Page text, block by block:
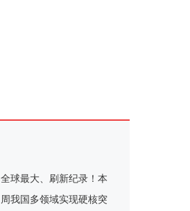
全球最大、刷新纪录！本
周我国多领域实现硬核突